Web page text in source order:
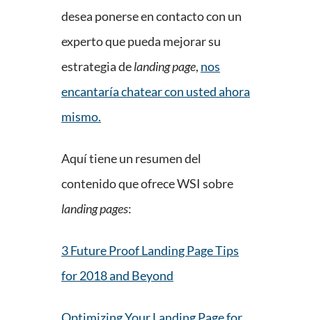
desea ponerse en contacto con un
experto que pueda mejorar su
estrategia delanding page, nos
encantaría chatear con usted ahora
mismo.
Aquí tiene un resumen del
contenido que ofrece WSI sobre
landing pages:
3 Future Proof Landing Page Tips
for 2018 and Beyond